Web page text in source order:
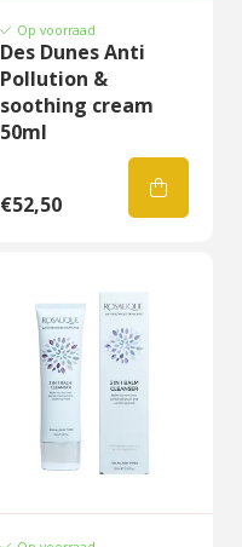
Op voorraad
Des Dunes Anti
Pollution &
soothing cream
50ml
€52,50